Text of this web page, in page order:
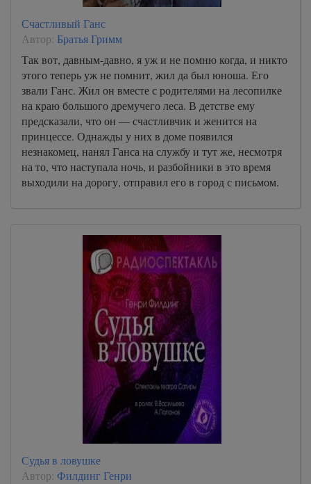
Счастливый Ганс
Автор: Братья Гримм
Так вот, давным-давно, я уж и не помню когда, и никто
этого теперь уж не помнит, жил да был юноша. Его
звали Ганс. Жил он вместе с родителями на лесопилке
на краю большого дремучего леса. В детстве ему
предсказали, что он — счастливчик и женится на
принцессе. Однажды у них в доме появился
незнакомец, нанял Ганса на службу и тут же, несмотря
на то, что наступала ночь, и разбойники в это время
выходили на дорогу, отправил его в город с письмом.
Судья в ловушке
Автор: Филдинг Генри